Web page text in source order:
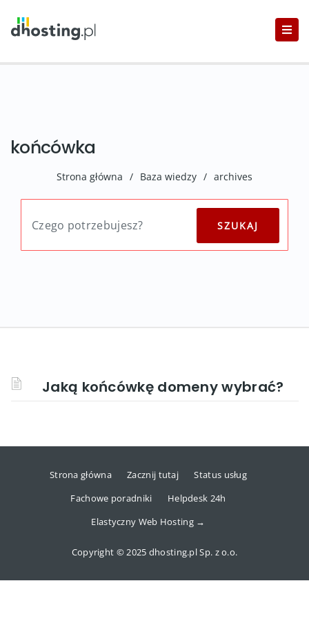
końcówka
Strona główna / Baza wiedzy / archives
Jaką końcówkę domeny wybrać?
Strona główna Zacznij tutaj
Status usług
Fachowe poradniki
Helpdesk 24h
Elastyczny Web Hosting →
Copyright © 2025 dhosting.pl Sp. z o.o.